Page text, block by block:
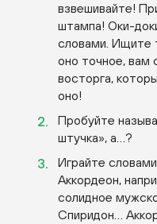
взвешивайте!
штампа! Оки-
словами. Ищите
оно точное, вам
восторга,
оно!
Пробуйте
штучка», а…?
Играйте
Аккордеон,
солидное
Спиридон…